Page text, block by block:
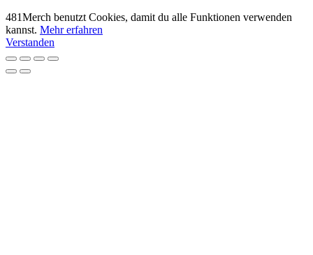
481Merch benutzt Cookies, damit du alle Funktionen verwenden
kannst. Mehr erfahren
Verstanden